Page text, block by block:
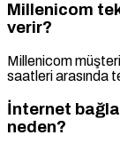
Millenicom
verir?
Millenicom
saatleri arasında
İnternet
neden?